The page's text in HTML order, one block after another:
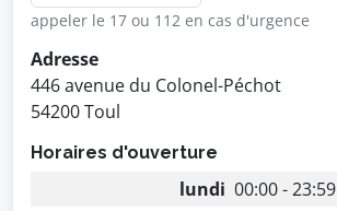
appeler le 17 ou 112 en cas d'urgence
Adresse
446 avenue du Colonel-Péchot
54200 Toul
Horaires d'ouverture
lundi 00:00 - 23:59